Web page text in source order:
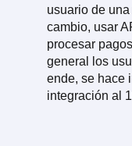
usuario de
cambio, usar
procesar
general los
ende, se hace
integración al